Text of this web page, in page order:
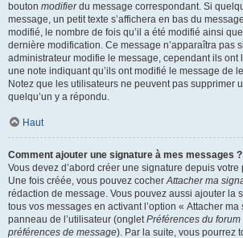
bouton modifierdu message correspondant. Si
message, un petit texte s’affichera en bas du
modifié, le nombre de fois qu’il a été modifié ainsi
dernière modification. Ce message n’apparaîtra pas
administrateur modifie le message, cependant ils ont
une note indiquant qu’ils ont modifié le message de
Notez que les utilisateurs ne peuvent pas supprimer
quelqu’un y a répondu.
Haut
Comment ajouter une signature à mes messages ?
Vous devez d’abord créer une signature depuis votre
Une fois créée, vous pouvez cocherAttacher ma
rédaction de message. Vous pouvez aussi ajouter la
tous vos messages en activant l’option « Attacher
panneau de l’utilisateur (ongletPréférences du
préférences de message). Par la suite, vous pourrez